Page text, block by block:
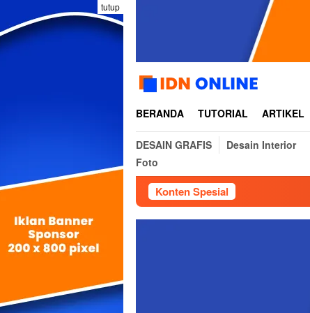
ke
konten
tutup
BERANDA TUTORIAL ARTIKEL
DESAIN GRAFIS Desain Interior
Foto
Konten Spesial